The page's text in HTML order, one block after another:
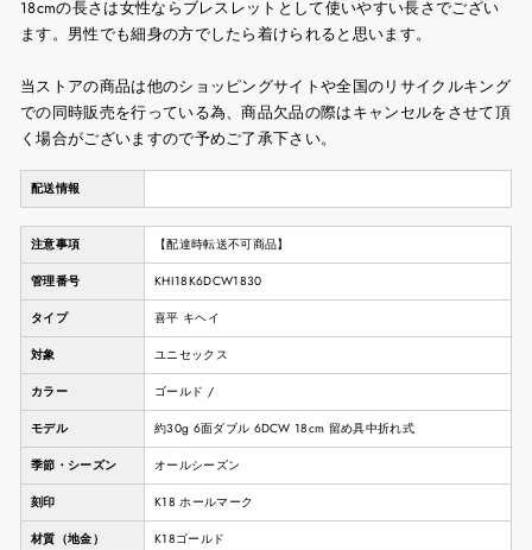
18cmの長さは女性ならブレスレットとして使いやすい長さでござい
ます。男性でも細身の方でしたら着けられると思います。
当ストアの商品は他のショッピングサイトや全国のリサイクルキング
での同時販売を行っている為、商品欠品の際はキャンセルをさせて頂
く場合がございますので予めご了承下さい。
配送情報
注意事項 【配達時転送不可商品】
管理番号 KHI18K6DCW1830
タイプ 喜平 キヘイ
対象 ユニセックス
カラー ゴールド /
モデル 約30g 6面ダブル 6DCW 18cm 留め具中折れ式
季節・シーズン オールシーズン
刻印 K18 ホールマーク
材質（地金） K18ゴールド